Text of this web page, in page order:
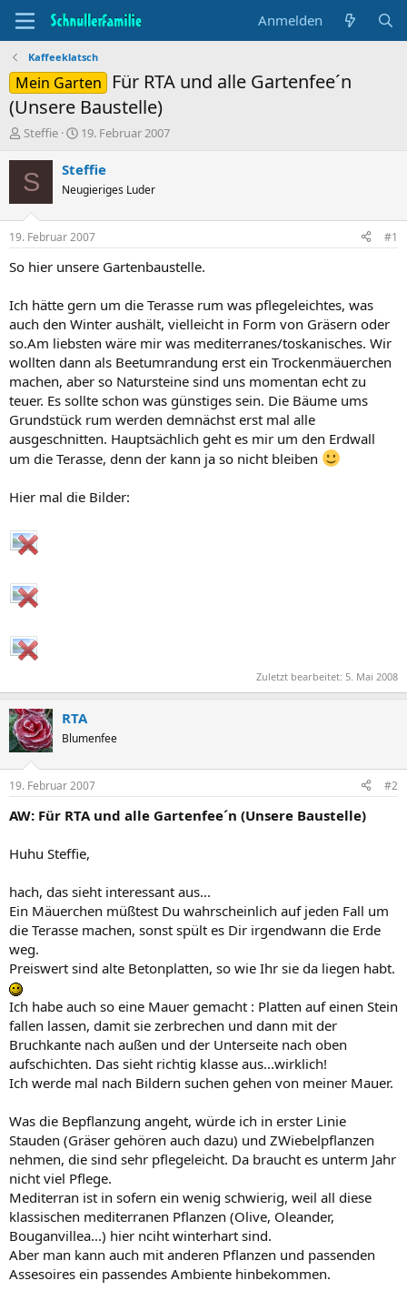
Anmelden
Kaffeeklatsch
Mein Garten
Für RTA und alle Gartenfee´n
(Unsere Baustelle)
T
e
m
n
t
a
e
r
Steffie
B
g
n
d
a
t
19. Februar 2007
S Steffie
Neugieriges Luder
19. Februar 2007 #1
So hier unsere Gartenbaustelle.
Ich hätte gern um die Terasse rum was pflegeleichtes, was
auch den Winter aushält, vielleicht in Form von Gräsern oder
so.Am liebsten wäre mir was mediterranes/toskanisches. Wir
wollten dann als Beetumrandung erst ein Trockenmäuerchen
machen, aber so Natursteine sind uns momentan echt zu
teuer. Es sollte schon was günstiges sein. Die Bäume ums
Grundstück rum werden demnächst erst mal alle
ausgeschnitten. Hauptsächlich geht es mir um den Erdwall
um die Terasse, denn der kann ja so nicht bleiben
Hier mal die Bilder:
Zuletzt bearbeitet: 5. Mai 2008
RTA
Blumenfee
19. Februar 2007 #2
AW: Für RTA und alle Gartenfee´n (Unsere Baustelle)
Huhu Steffie,
hach, das sieht interessant aus...
Ein Mäuerchen müßtest Du wahrscheinlich auf jeden Fall um
die Terasse machen, sonst spült es Dir irgendwann die Erde
weg.
Preiswert sind alte Betonplatten, so wie Ihr sie da liegen habt.
Ich habe auch so eine Mauer gemacht : Platten auf einen Stein
fallen lassen, damit sie zerbrechen und dann mit der
Bruchkante nach außen und der Unterseite nach oben
aufschichten. Das sieht richtig klasse aus...wirklich!
Ich werde mal nach Bildern suchen gehen von meiner Mauer.
Was die Bepflanzung angeht, würde ich in erster Linie
Stauden (Gräser gehören auch dazu) und ZWiebelpflanzen
nehmen, die sind sehr pflegeleicht. Da braucht es unterm Jahr
nicht viel Pflege.
Mediterran ist in sofern ein wenig schwierig, weil all diese
klassischen mediterranen Pflanzen (Olive, Oleander,
Bouganvillea...) hier nciht winterhart sind.
Aber man kann auch mit anderen Pflanzen und passenden
Assesoires ein passendes Ambiente hinbekommen.